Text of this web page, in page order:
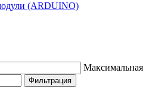
(ARDUINO)
Максимальная
Фильтрация